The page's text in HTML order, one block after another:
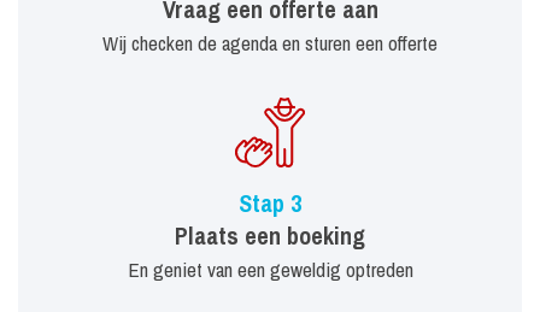
Vraag een offerte aan
Wij checken de agenda en sturen een offerte
Stap 3
Plaats een boeking
En geniet van een geweldig optreden